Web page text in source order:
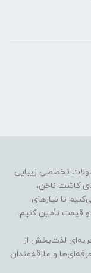
ارائه محصولات تخصصی زیبایی
کاشت ناخن،
تا نیازهای
قیمت تأمین کنیم.
لذت‌بخش از
و علاقه‌مندان